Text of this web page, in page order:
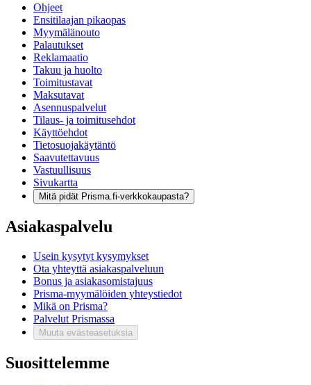
Ohjeet
Ensitilaajan pikaopas
Myymälänouto
Palautukset
Reklamaatio
Takuu ja huolto
Toimitustavat
Maksutavat
Asennuspalvelut
Tilaus- ja toimitusehdot
Käyttöehdot
Tietosuojakäytäntö
Saavutettavuus
Vastuullisuus
Sivukartta
Mitä pidät Prisma.fi-verkkokaupasta?
Asiakaspalvelu
Usein kysytyt kysymykset
Ota yhteyttä asiakaspalveluun
Bonus ja asiakasomistajuus
Prisma-myymälöiden yhteystiedot
Mikä on Prisma?
Palvelut Prismassa
Muuta evästeasetuksia
Suosittelemme